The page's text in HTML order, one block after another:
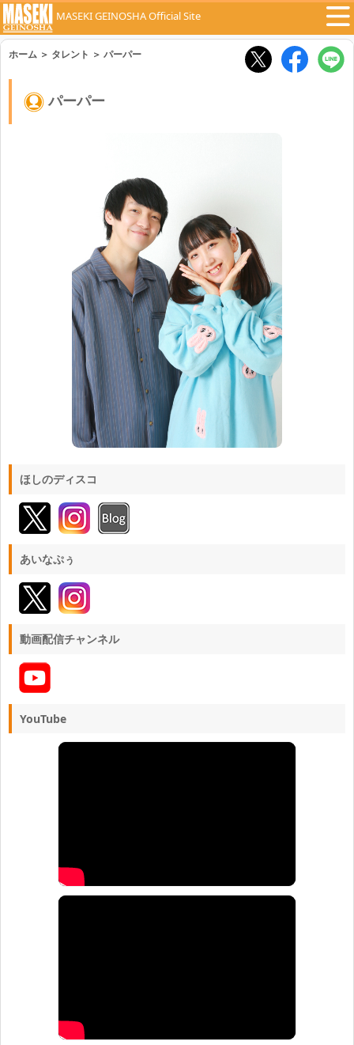
MASEKI GEINOSHA Official Site
ホーム ＞ タレント ＞ パーパー
パーパー
ほしのディスコ
あいなぷぅ
動画配信チャンネル
YouTube